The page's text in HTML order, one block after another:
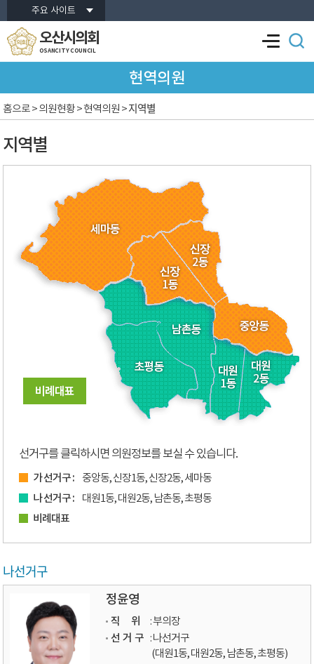
본문바로가기주요 사이트
오산시의회
OSANCITY COUNCIL
현역의원
지역별
홈으로> 의원현황 > 현역의원 >지역별
선거구를 클릭하시면 의원정보를 보실 수 있습니다.
가 선거구 :
중앙동, 신장1동, 신장2동, 세마동
나 선거구 :
대원1동, 대원2동, 남촌동, 초평동
비례대표
나선거구
정윤영
직 위
: 부의장
선 거 구 : 나선거구
(대원1동, 대원2동, 남촌동, 초평동)